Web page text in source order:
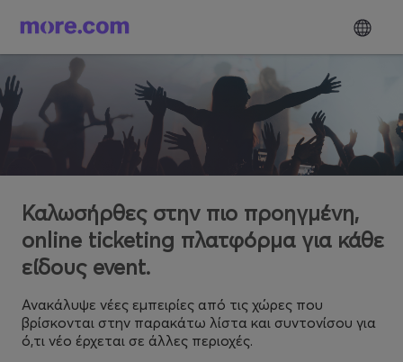
Καλωσήρθες στην πιο προηγμένη,
online ticketing πλατφόρμα για κάθε
είδους event.
Ανακάλυψε νέες εμπειρίες από τις χώρες που
βρίσκονται στην παρακάτω λίστα και συντονίσου για
ό,τι νέο έρχεται σε άλλες περιοχές.